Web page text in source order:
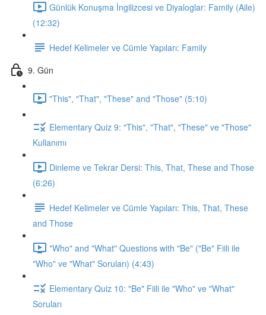
Günlük Konuşma İngilizcesi ve Diyaloglar: Family (Aile)
(12:32)
Hedef Kelimeler ve Cümle Yapıları: Family
9. Gün
"This", "That", "These" and "Those" (5:10)
Elementary Quiz 9: "This", "That", "These" ve "Those"
Kullanımı
Dinleme ve Tekrar Dersi: This, That, These and Those
(6:26)
Hedef Kelimeler ve Cümle Yapıları: This, That, These
and Those
"Who" and "What" Questions with "Be" ("Be" Fiili ile
"Who" ve "What" Soruları) (4:43)
Elementary Quiz 10: "Be" Fiili ile "Who" ve "What"
Soruları